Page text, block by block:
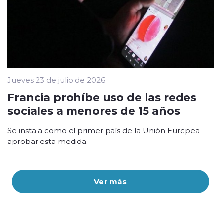
Ver más
Jueves 23 de julio de 2026
Francia prohíbe uso de las redes
sociales a menores de 15 años
Se instala como el primer país de la Unión Europea
aprobar esta medida.